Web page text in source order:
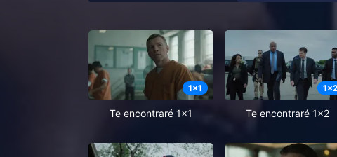
1x1
Te encontraré 1x1
1x2
Te encontraré 1x2